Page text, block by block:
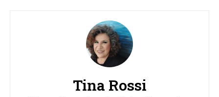
Tina Rossi